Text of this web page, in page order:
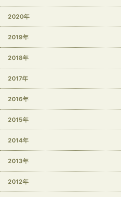
2020年
2019年
2018年
2017年
2016年
2015年
2014年
2013年
2012年